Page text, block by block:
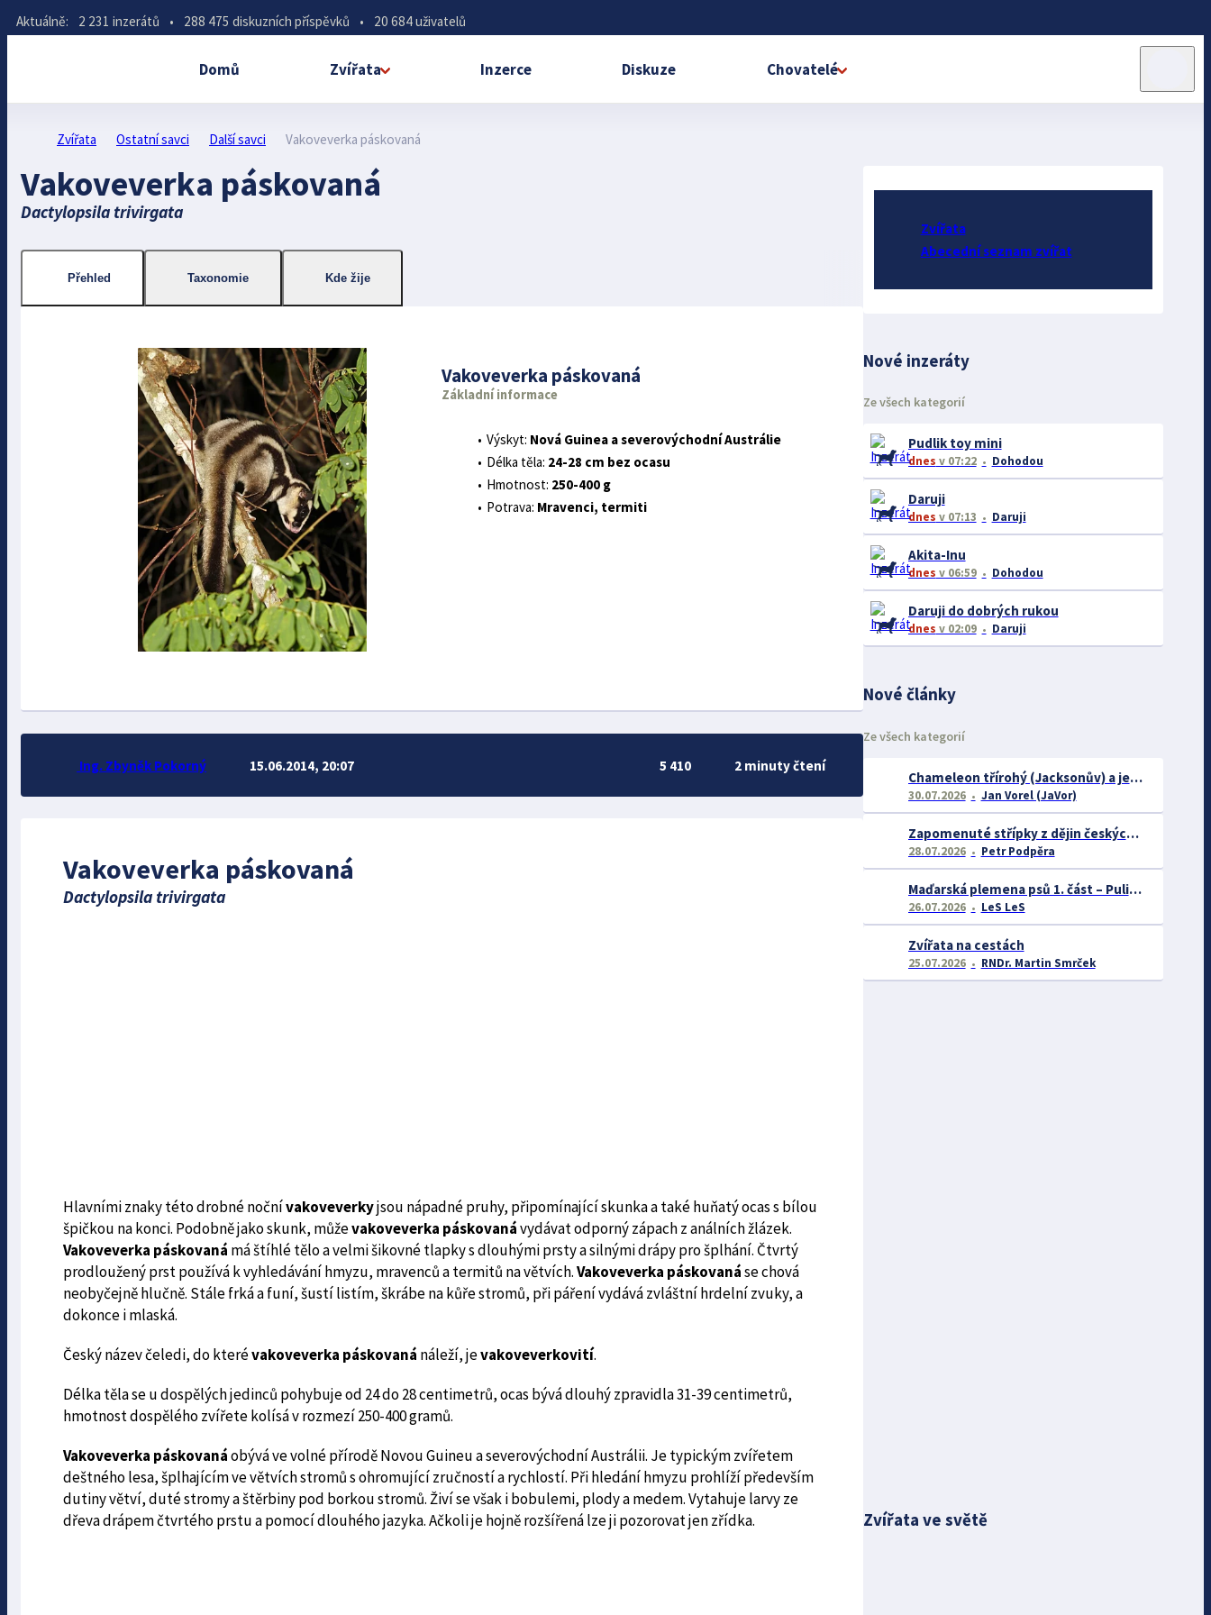
Aktuálně: 2 231 inzerátů • 288 475 diskuzních příspěvků • 20 684 uživatelů
Domů Zvířata Inzerce Diskuze Chovatelé
Zvířata Ostatní savci Další savci Vakoveverka páskovaná
Vakoveverka páskovaná
Dactylopsila trivirgata
Vakoveverka páskovaná
Dactylopsila trivirgata
Hlavními znaky této drobné nočnívakoveverkyjsou nápadné pruhy, připomínající skunka a také huňatý ocas s bílou
špičkou na konci. Podobně jako skunk, můževakoveverka páskovanávydávat odporný zápach z análních žlázek.
Vakoveverka páskovaná má štíhlé tělo a velmi šikovné tlapky s dlouhými prsty a silnými drápy pro šplhání. Čtvrtý
prodloužený prst používá k vyhledávání hmyzu, mravenců a termitů na větvích.Vakoveverka páskovanáse chová
neobyčejně hlučně. Stále frká a funí, šustí listím, škrábe na kůře stromů, při páření vydává zvláštní hrdelní zvuky, a
dokonce i mlaská.
Český název čeledi, do kterévakoveverka páskovaná náleží, jevakoveverkovití.
Délka těla se u dospělých jedinců pohybuje od 24 do 28 centimetrů, ocas bývá dlouhý zpravidla 31-39 centimetrů,
hmotnost dospělého zvířete kolísá v rozmezí 250-400 gramů.
Vakoveverka páskovanáobývá ve volné přírodě Novou Guineu a severovýchodní Austrálii. Je typickým zvířetem
deštného lesa, šplhajícím ve větvích stromů s ohromující zručností a rychlostí. Při hledání hmyzu prohlíží především
dutiny větví, duté stromy a štěrbiny pod borkou stromů. Živí se však i bobulemi, plody a medem. Vytahuje larvy ze
dřeva drápem čtvrtého prstu a pomocí dlouhého jazyka. Ačkoli je hojně rozšířená lze ji pozorovat jen zřídka.
Přehled Taxonomie Kde žije
Vakoveverka páskovaná
Základní informace
Výskyt: Nová Guinea a severovýchodní Austrálie
Délka těla: 24-28 cm bez ocasu
Hmotnost: 250-400 g
Potrava: Mravenci, termiti
Ing. Zbyněk Pokorný 15.06.2014, 20:07 5 410 2 minuty čtení
Zvířata
Abecední seznam zvířat
Nové inzeráty
Ze všech kategorií
Pudlik toy mini
dnes v 07:22 Dohodou
Daruji
dnes v 07:13 Daruji
Akita-Inu
dnes v 06:59 Dohodou
Daruji do dobrých rukou
dnes v 02:09 Daruji
Nové články
Ze všech kategorií
Chameleon třírohý (Jacksonův) a jeho chov
30.07.2026 Jan Vorel (JaVor)
Zapomenuté střípky z dějin českých exotářů - 3.část
28.07.2026 Petr Podpěra
Maďarská plemena psů 1. část – Puli, Komondor
26.07.2026 LeS LeS
Zvířata na cestách
25.07.2026 RNDr. Martin Smrček
Zvířata ve světě